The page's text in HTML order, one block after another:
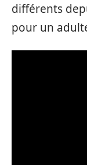
différents
pour un